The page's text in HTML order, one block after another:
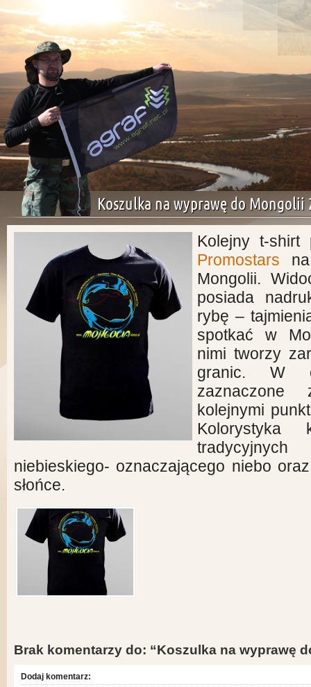
Koszulka na wyprawę do Mongolii
Kolejny t-shirt
Promostars
Mongolii.
posiada
rybę –
spotkać w
nimi tworzy
granic. W
zaznaczone
kolejnymi
Kolorystyka
niebieskiego- oznaczającego niebo
słońce.
Brak komentarzy do: “Koszulka na wyprawę
Dodaj komentarz: